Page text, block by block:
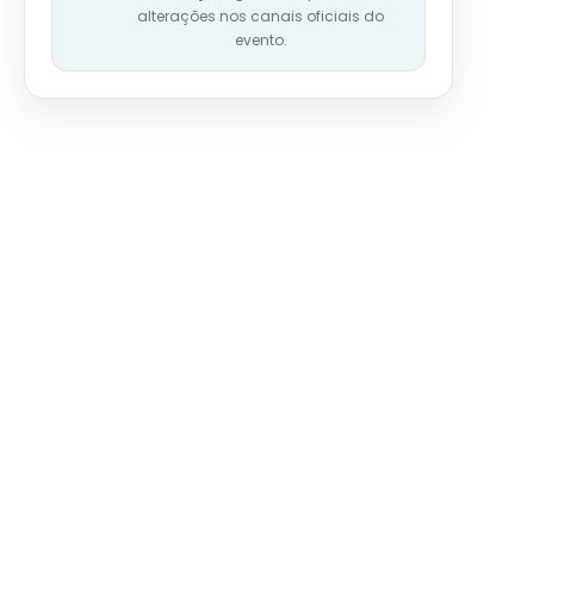
alterações nos canais oficiais do
evento.